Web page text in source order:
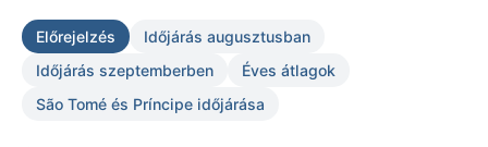
Előrejelzés
Időjárás augusztusban
Időjárás szeptemberben
Éves átlagok
São Tomé és Príncipe időjárása